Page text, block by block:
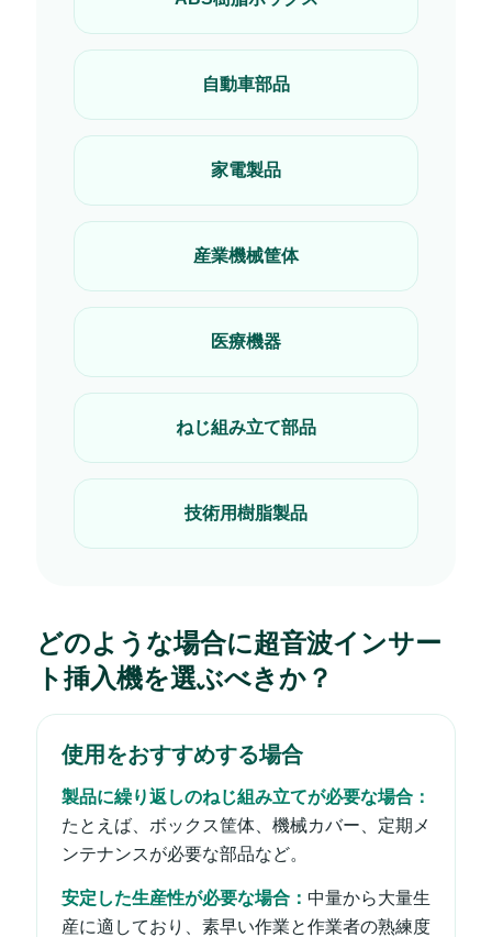
自動車部品
家電製品
産業機械筐体
医療機器
ねじ組み立て部品
技術用樹脂製品
どのような場合に超音波インサー
ト挿入機を選ぶべきか？
使用をおすすめする場合
製品に繰り返しのねじ組み立てが必要な場合：
たとえば、ボックス筐体、機械カバー、定期メ
ンテナンスが必要な部品など。
安定した生産性が必要な場合： 中量から大量生
産に適しており、素早い作業と作業者の熟練度